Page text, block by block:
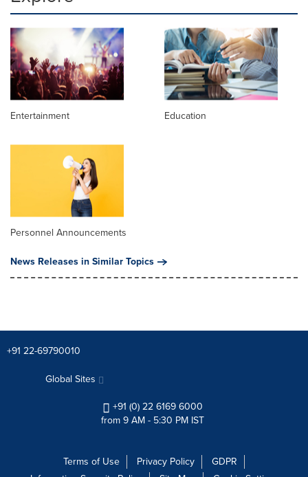
Entertainment Education
Personnel Announcements
News Releases in Similar Topics
+91 22-69790010
Global Sites
+91 (0) 22 6169 6000
from 9 AM - 5:30 PM IST
Terms of Use Privacy Policy
GDPR